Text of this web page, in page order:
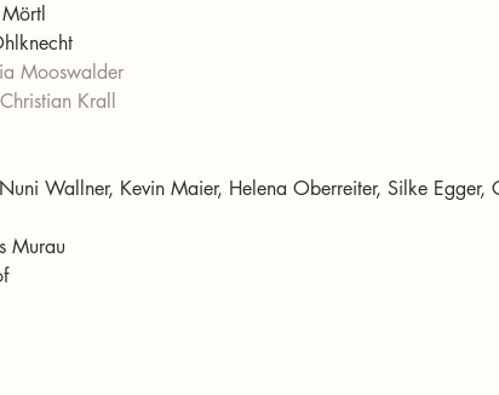
Mooswalder
Christian Krall
Wallner, Kevin Maier, Helena Oberreiter, Silke Egger,
Murau